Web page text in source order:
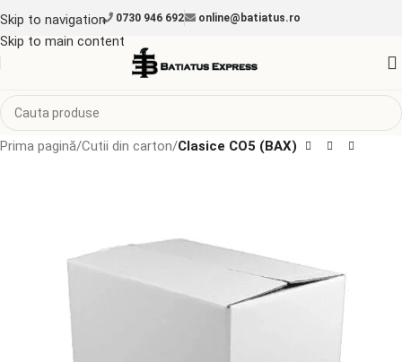
Skip to navigation
Skip to main content
0730 946 692 online@batiatus.ro
Prima pagină Cutii din carton Clasice CO5 (BAX)